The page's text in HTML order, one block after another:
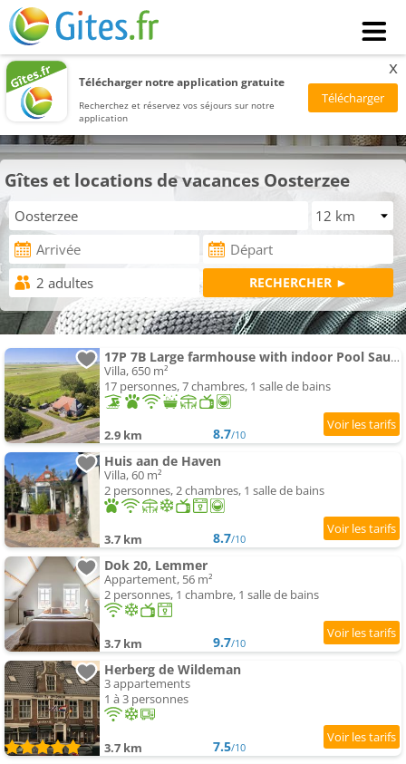
Télécharger notre application gratuite
Recherchez et réservez vos séjours sur notre
application
x
Gîtes et locations de vacances Oosterzee
17P 7B Large farmhouse with indoor Pool Sauna
Villa, 650 m²
17 personnes, 7 chambres, 1 salle de bains
2.9 km 8.7/10
Huis aan de Haven
Villa, 60 m²
2 personnes, 2 chambres, 1 salle de bains
3.7 km 8.7/10
Dok 20, Lemmer
Appartement, 56 m²
2 personnes, 1 chambre, 1 salle de bains
3.7 km 9.7/10
Herberg de Wildeman
3 appartements
1 à 3 personnes
3.7 km 7.5/10